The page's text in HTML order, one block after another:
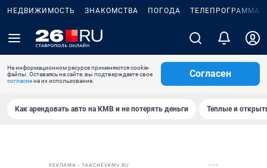
НЕДВИЖИМОСТЬ ЗНАКОМСТВА ПОГОДА ТЕЛЕПРОГРАММА
На информационном ресурсе применяются cookie-
файлы. Оставаясь на сайте, вы подтверждаете свое
согласиена их использование.
Согласен
Как арендовать авто на КМВ и не потерять деньги Теплые и
РЕКЛАМА • TKACHEVKMV.RU